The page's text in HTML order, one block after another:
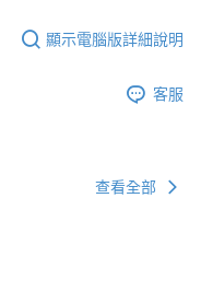
顯示電腦版詳細說明
客服
查看全部